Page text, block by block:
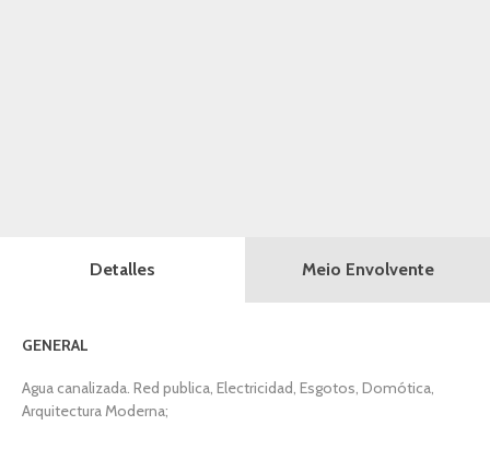
Detalles
GENERAL
Agua canalizada. Red publica, Electricidad, Esgotos, Domótica,
Arquitectura Moderna;
Meio Envolvente